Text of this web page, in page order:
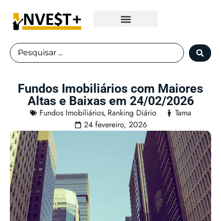
Fundos Imobiliários com Maiores
Altas e Baixas em 24/02/2026
Fundos Imobiliários, Ranking Diário
Tama
24 fevereiro, 2026